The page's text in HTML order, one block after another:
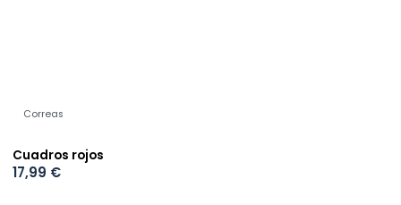
Correas
Cuadros rojos
17,99 €